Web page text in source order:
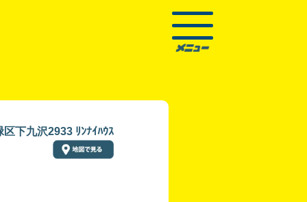
下九沢2933 ﾘﾝﾅｲﾊｳｽ